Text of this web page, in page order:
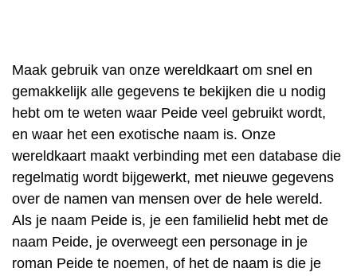
Maak gebruik van onze wereldkaart om snel en
gemakkelijk alle gegevens te bekijken die u nodig
hebt om te weten waar Peide veel gebruikt wordt,
en waar het een exotische naam is. Onze
wereldkaart maakt verbinding met een database die
regelmatig wordt bijgewerkt, met nieuwe gegevens
over de namen van mensen over de hele wereld.
Als je naam Peide is, je een familielid hebt met de
naam Peide, je overweegt een personage in je
roman Peide te noemen, of het de naam is die je